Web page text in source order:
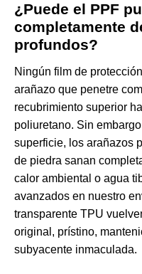
¿Puede el PPF
completamente
profundos?
Ningún film de
arañazo que penetre
recubrimiento superior
poliuretano. Sin
superficie, los arañazos
de piedra sanan
calor ambiental o agua
avanzados en nuestro
transparente TPU
original, prístino,
subyacente inmaculada.